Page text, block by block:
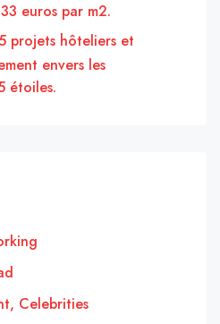
euros par m2.
projets hôteliers et
envers les
étoiles.
Celebrities